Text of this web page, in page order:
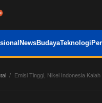
NewsBudayaTeknologi
Emisi Tinggi, Nikel Indonesia